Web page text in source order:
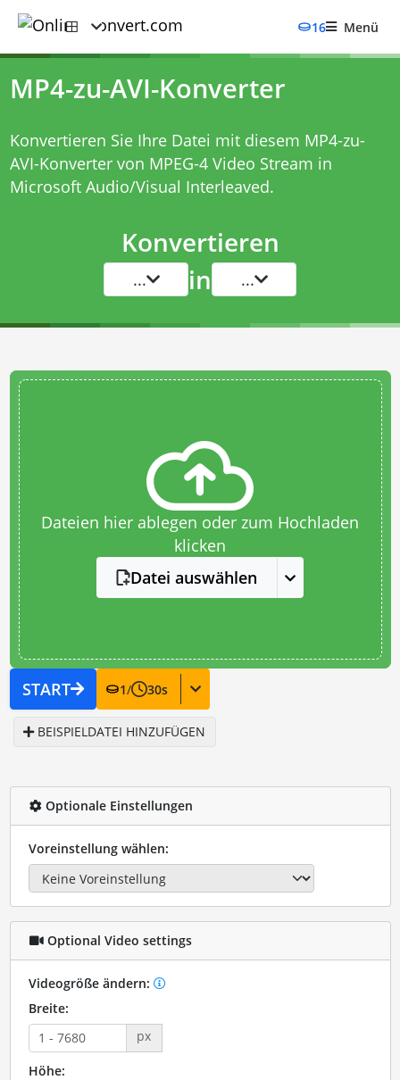
16 Menü
MP4-zu-AVI-Konverter
Konvertieren Sie Ihre Datei mit diesem MP4-zu-
AVI-Konvertervon MPEG-4 Video Stream in
Microsoft Audio/Visual Interleaved.
Konvertieren
... in ...
Dateien hier ablegen oder zum Hochladen
klicken
Datei auswählen
START 1/ 30s
BEISPIELDATEI HINZUFÜGEN
Optionale Einstellungen
Voreinstellung wählen:
Optional Video settings
Videogröße ändern:
Breite:
px
Höhe: